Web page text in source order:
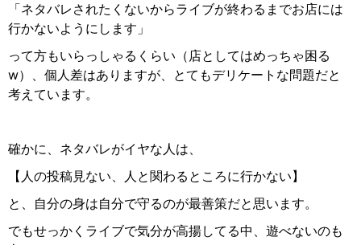
「ネタバレされたくないからライブが終わるまでお店には
行かないようにします」
って方もいらっしゃるくらい（店としてはめっちゃ困る
w）、個人差はありますが、とてもデリケートな問題だと
考えています。
確かに、ネタバレがイヤな人は、
【人の投稿見ない、人と関わるところに行かない】
と、自分の身は自分で守るのが最善策だと思います。
でもせっかくライブで気分が高揚してる中、遊べないのも